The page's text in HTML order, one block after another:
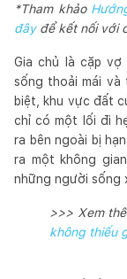
*Tham khảo
đâyđể kết nối với
Gia chủ là cặp vợ
sống thoải mái và
biệt, khu vực đất
chỉ có một lối đi
ra bên ngoài bị
ra một không
những người sống
>>> Xem
không thiếu